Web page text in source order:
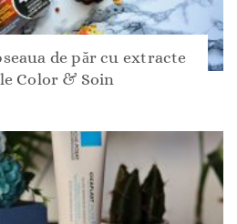
de păr cu extracte
Color & Soin